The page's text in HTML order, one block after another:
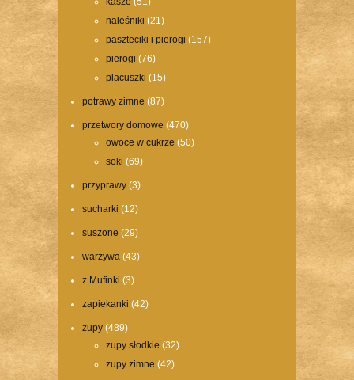
naleśniki (21)
paszteciki i pierogi (157)
pierogi (76)
placuszki (15)
potrawy zimne (87)
przetwory domowe (470)
owoce w cukrze (50)
soki (69)
przyprawy (3)
sucharki (12)
suszone (29)
warzywa (43)
z Mufinki (3)
zapiekanki (42)
zupy (489)
zupy słodkie (32)
zupy zimne (42)